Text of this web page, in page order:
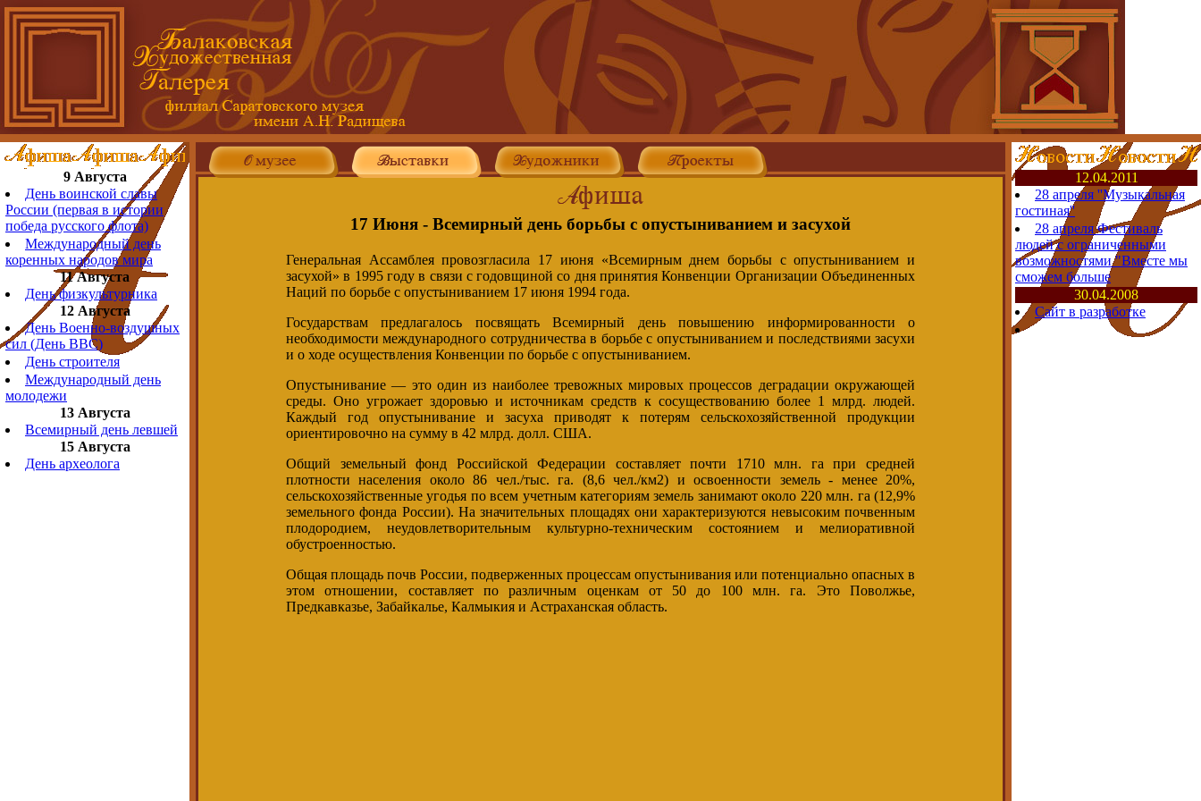
9 Августа
День воинской славы
России (первая в истории
победа русского флота)
Международный день
коренных народов мира
11 Августа
День физкультурника
12 Августа
День Военно-воздушных
сил (День ВВС)
День строителя
Международный день
молодежи
13 Августа
Всемирный день левшей
15 Августа
День археолога
17 Июня - Всемирный день борьбы с опустыниванием и засухой
Генеральная Ассамблея провозгласила 17 июня «Всемирным днем борьбы с опустыниванием и
засухой» в 1995 году в связи с годовщиной со дня принятия Конвенции Организации Объединенных
Наций по борьбе с опустыниванием 17 июня 1994 года.
Государствам предлагалось посвящать Всемирный день повышению информированности о
необходимости международного сотрудничества в борьбе с опустыниванием и последствиями засухи
и о ходе осуществления Конвенции по борьбе с опустыниванием.
Опустынивание — это один из наиболее тревожных мировых процессов деградации окружающей
среды. Оно угрожает здоровью и источникам средств к сосуществованию более 1 млрд. людей.
Каждый год опустынивание и засуха приводят к потерям сельскохозяйственной продукции
ориентировочно на сумму в 42 млрд. долл. США.
Общий земельный фонд Российской Федерации составляет почти 1710 млн. га при средней
плотности населения около 86 чел./тыс. га. (8,6 чел./км2) и освоенности земель - менее 20%,
сельскохозяйственные угодья по всем учетным категориям земель занимают около 220 млн. га (12,9%
земельного фонда России). На значительных площадях они характеризуются невысоким почвенным
плодородием, неудовлетворительным культурно-техническим состоянием и мелиоративной
обустроенностью.
Общая площадь почв России, подверженных процессам опустынивания или потенциально опасных в
этом отношении, составляет по различным оценкам от 50 до 100 млн. га. Это Поволжье,
Предкавказье, Забайкалье, Калмыкия и Астраханская область.
12.04.2011
28 апреля ''Музыкальная
гостиная''
28 апреля Фестиваль
людей с ограниченными
возможностями "Вместе мы
сможем больше
30.04.2008
Сайт в разработке